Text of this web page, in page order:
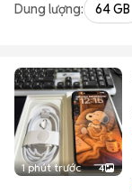
Dung lượng: 64 GB
1 phút trước 4